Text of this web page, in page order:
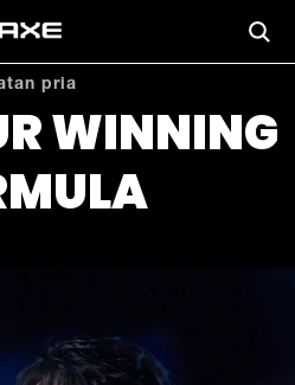
pria
WINNING
WINNING FORMULA